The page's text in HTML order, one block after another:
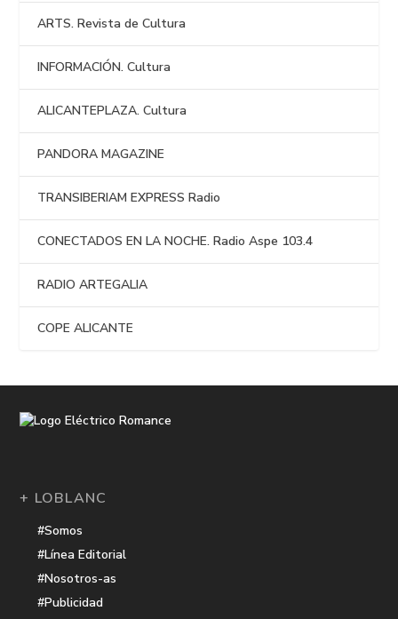
ARTS. Revista de Cultura
INFORMACIÓN. Cultura
ALICANTEPLAZA. Cultura
PANDORA MAGAZINE
TRANSIBERIAM EXPRESS Radio
CONECTADOS EN LA NOCHE. Radio Aspe 103.4
RADIO ARTEGALIA
COPE ALICANTE
+ LOBLANC
#Somos
#Línea Editorial
#Nosotros-as
#Publicidad